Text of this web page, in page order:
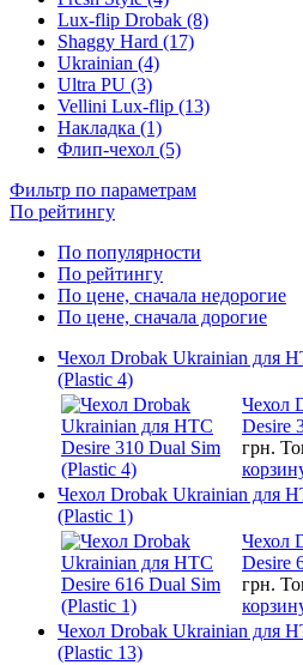
Lux-flip Drobak (8)
Shaggy Hard (17)
Ukrainian (4)
Ultra PU (3)
Vellini Lux-flip (13)
Накладка (1)
Флип-чехол (5)
Фильтр по параметрам
По рейтингу
По популярности
По рейтингу
По цене, сначала недорогие
По цене, сначала дорогие
Чехол Drobak Ukrainian для
(Plastic 4)
Чехол
Desire
грн.
Чехол Drobak Ukrainian для
(Plastic 1)
Чехол
Desire
грн.
Чехол Drobak Ukrainian для
(Plastic 13)